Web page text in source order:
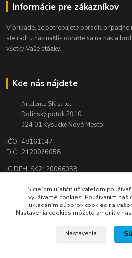
Informácie pre zákazníkov
V prípade, že potrebujete poradiť prípadne
ste radi u nás našli- obráťte sa na nás a
všetky Vaše otázky.
Kde nás nájdete
Artdente SK s.r.o.
Dolinský potok 2910
024 01 Kysucké Nové Mesto
IČO: 48161047
DIČ: 2120066058
IC DPH: SK2120066058
Tel.:0944 159 650
email:shop@artdente.sk
S cieľom uľahčiť užívateľom
využívame cookies. Používaním
ukladaním súborov cookies na
Nastavenia cookies môžete zmeniť v
Nastavenia